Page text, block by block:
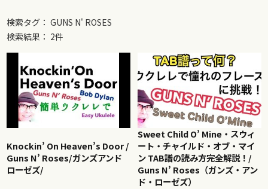
検索タグ： GUNS N' ROSES
検索結果： 2件
Knockin’ On Heaven’s Door /
Guns N’ Roses/ガンズアンド
ローゼズ/
Sweet Child O’ Mine・スウィ
ート・チャイルド・オブ・マイ
ン TAB譜の読み方完全解説！/
Guns N’ Roses（ガンズ・アン
ド・ローゼズ）